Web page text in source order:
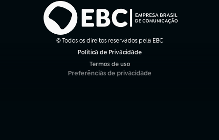
© Todos os direitos reservados pela EBC
Política de Privacidade
Termos de uso
(abre em nova aba)
Preferências de privacidade